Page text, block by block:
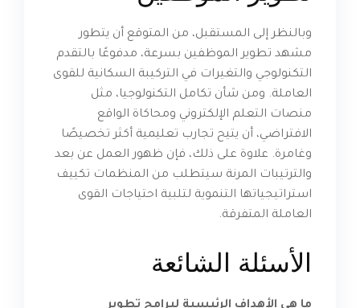
وبالنظر إلى المستقبل، من المتوقع أن يتطور
مشهد تطوير الموظفين بسرعة، مدفوعًا بالتقدم
التكنولوجي والتغيرات في التركيبة السكانية للقوى
العاملة. ومن شأن تكامل التكنولوجيا، مثل
منصات التعلم الإلكتروني ومحاكاة الواقع
الافتراضي، أن يتيح تجارب تعليمية أكثر تخصيصًا
وغامرة. علاوة على ذلك، فإن ظهور العمل عن بعد
والترتيبات المرنة سيتطلب من المنظمات تكييف
استراتيجياتها التنموية لتلبية احتياجات القوى
العاملة المتفرقة.
الأسئلة الشائعة